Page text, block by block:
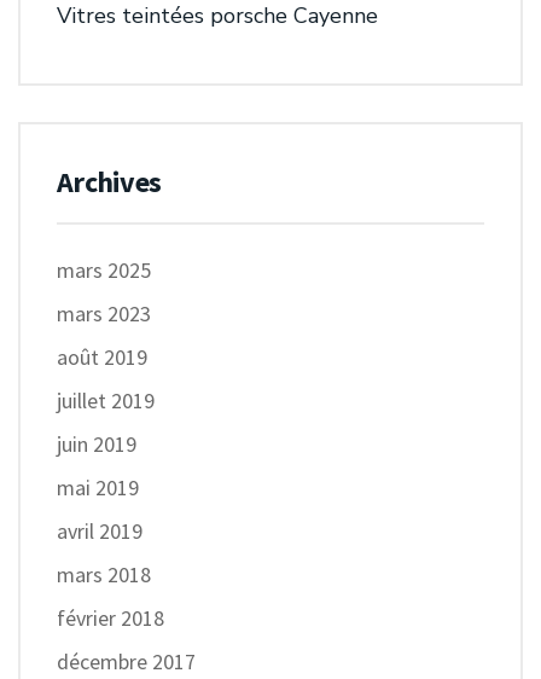
Vitres teintées porsche Cayenne
Archives
mars 2025
mars 2023
août 2019
juillet 2019
juin 2019
mai 2019
avril 2019
mars 2018
février 2018
décembre 2017